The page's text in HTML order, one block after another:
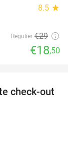
8.5 star
Regulier €29
€18,50
33%
check-out